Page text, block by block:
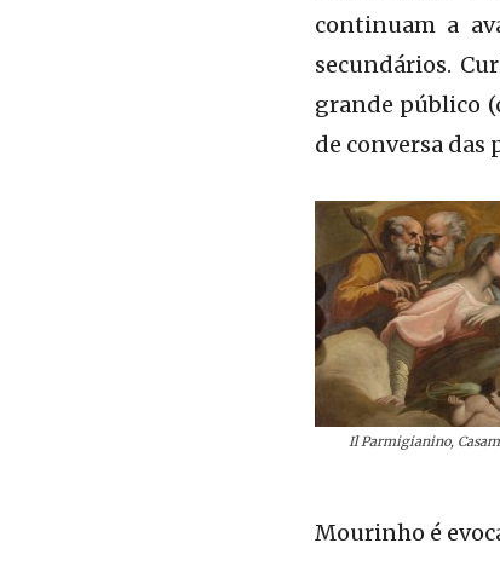
continuam a
secundários.
grande público
de conversa das
Il Parmigianino,
Mourinho é